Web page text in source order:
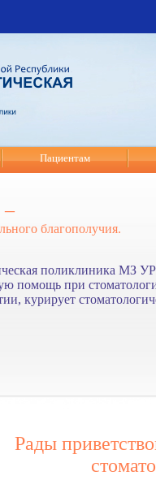
Пациентам
–
благополучия.
поликлиника МЗ
помощь при
курирует
Рады